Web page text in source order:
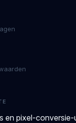
en pixel-conversie-